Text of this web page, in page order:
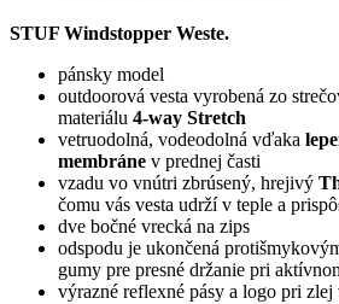
STUF Windstopper Weste.
pánsky model
outdoorová vesta vyrobená zo
materiálu 4-way Stretch
vetruodolná, vodeodolná vďaka
membráne v prednej časti
vzadu vo vnútri zbrúsený, hrejivý
čomu vás vesta udrží v teple a
dve bočné vrecká na zips
odspodu je ukončená
gumy pre presné držanie pri
výrazné reflexné pásy a logo pri